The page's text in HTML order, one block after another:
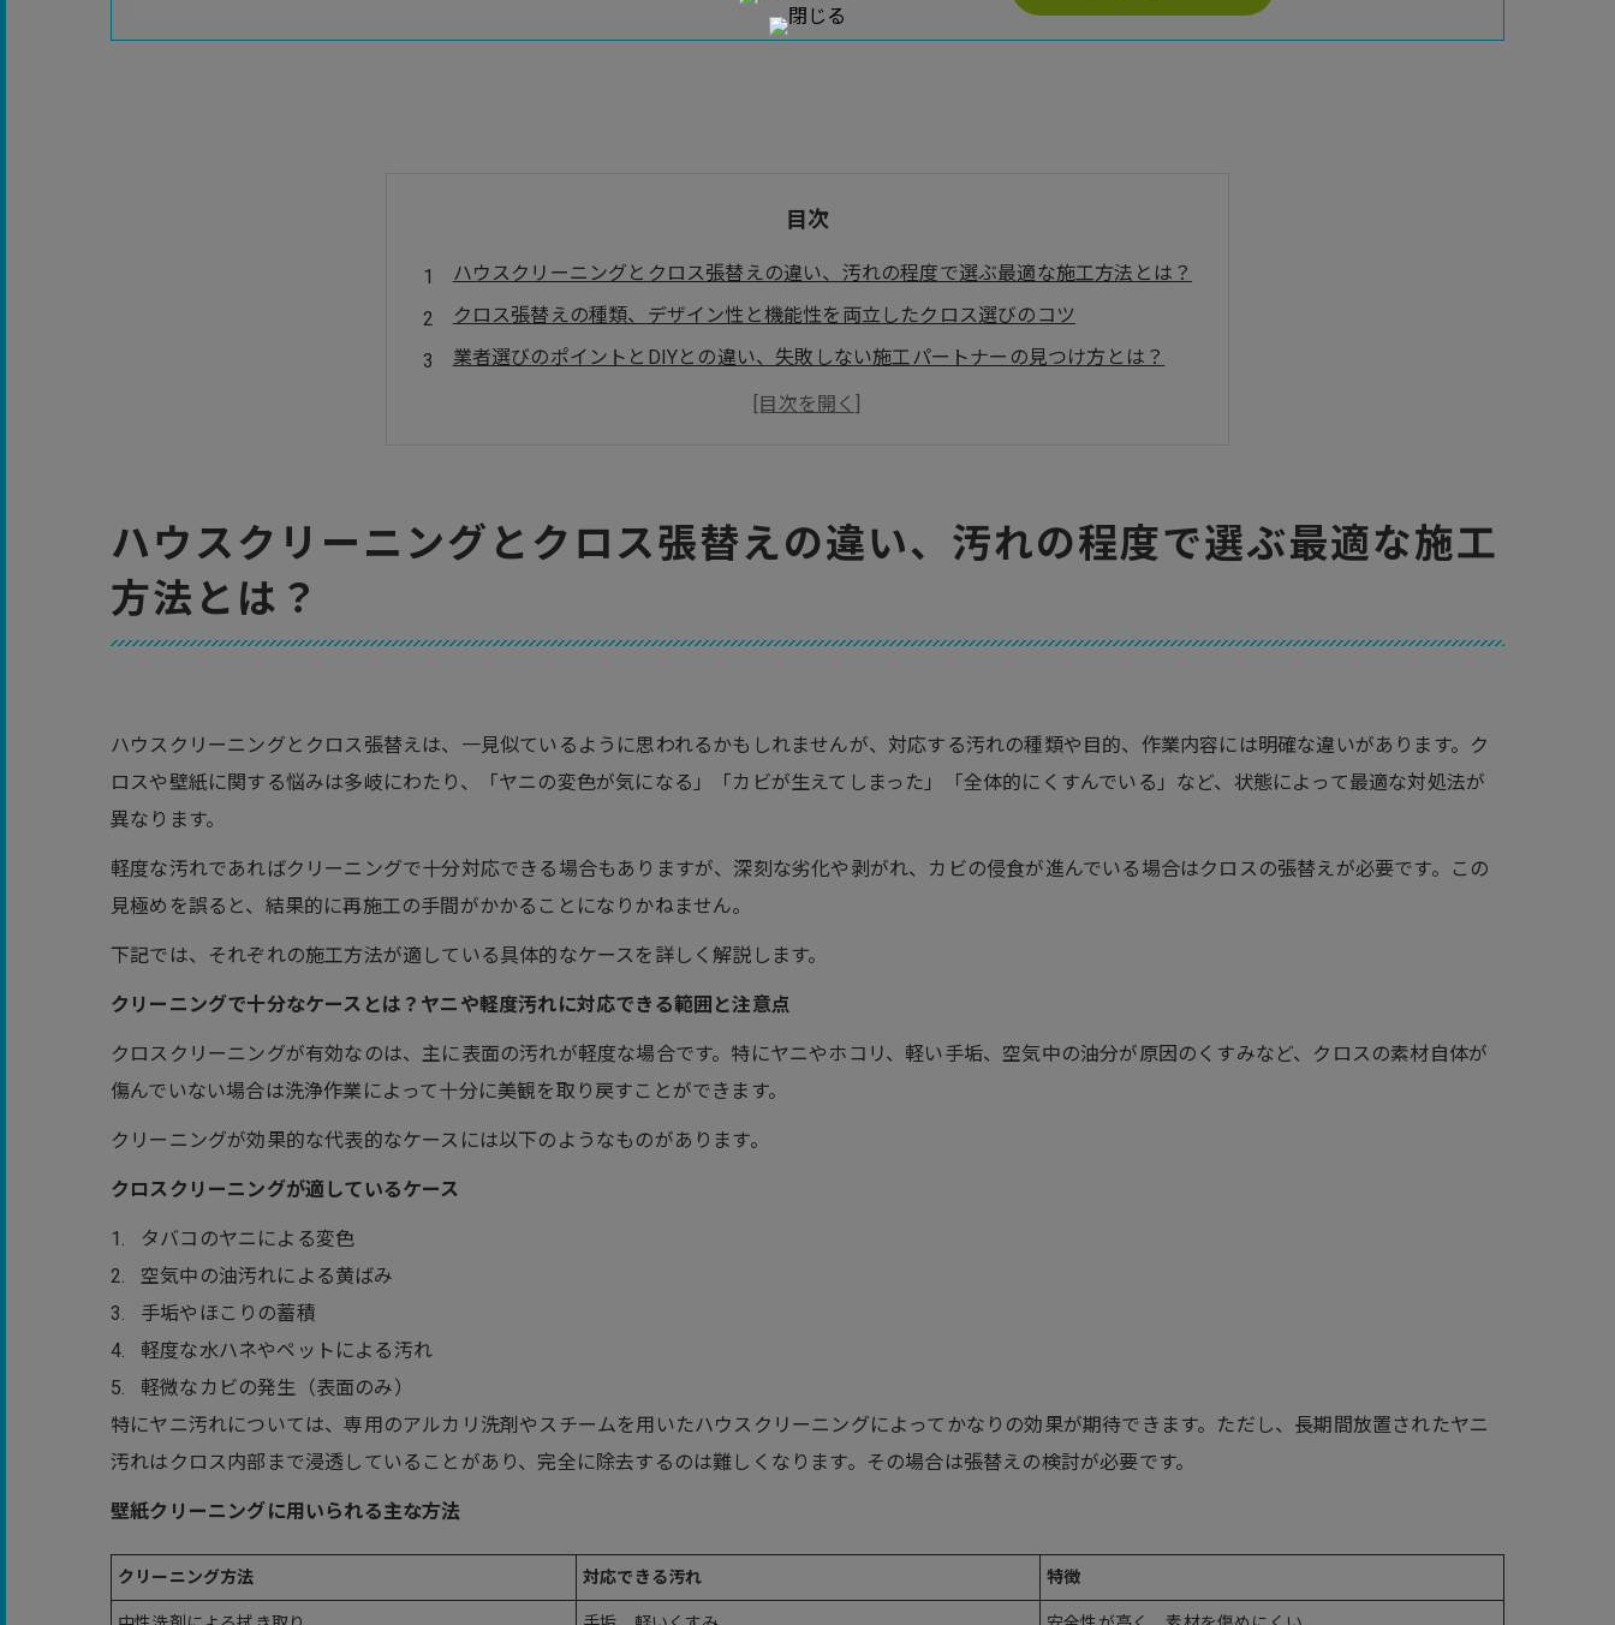
目次
ハウスクリーニングとクロス張替えの違い、汚れの程度で選ぶ最適な施工方法とは？
クロス張替えの種類、デザイン性と機能性を両立したクロス選びのコツ
業者選びのポイントとDIYとの違い、失敗しない施工パートナーの見つけ方とは？
ハウスクリーニングとクロス張替えの違い、汚れの程度で選ぶ最適な施工
方法とは？
ハウスクリーニングとクロス張替えは、一見似ているように思われるかもしれませんが、対応する汚れの種類や目的、作業内容には明確な違いがあります。ク
ロスや壁紙に関する悩みは多岐にわたり、「ヤニの変色が気になる」「カビが生えてしまった」「全体的にくすんでいる」など、状態によって最適な対処法が
異なります。
軽度な汚れであればクリーニングで十分対応できる場合もありますが、深刻な劣化や剥がれ、カビの侵食が進んでいる場合はクロスの張替えが必要です。この
見極めを誤ると、結果的に再施工の手間がかかることになりかねません。
下記では、それぞれの施工方法が適している具体的なケースを詳しく解説します。
クリーニングで十分なケースとは？ヤニや軽度汚れに対応できる範囲と注意点
クロスクリーニングが有効なのは、主に表面の汚れが軽度な場合です。特にヤニやホコリ、軽い手垢、空気中の油分が原因のくすみなど、クロスの素材自体が
傷んでいない場合は洗浄作業によって十分に美観を取り戻すことができます。
クリーニングが効果的な代表的なケースには以下のようなものがあります。
クロスクリーニングが適しているケース
タバコのヤニによる変色
空気中の油汚れによる黄ばみ
手垢やほこりの蓄積
軽度な水ハネやペットによる汚れ
軽微なカビの発生（表面のみ）
特にヤニ汚れについては、専用のアルカリ洗剤やスチームを用いたハウスクリーニングによってかなりの効果が期待できます。ただし、長期間放置されたヤニ
汚れはクロス内部まで浸透していることがあり、完全に除去するのは難しくなります。その場合は張替えの検討が必要です。
壁紙クリーニングに用いられる主な方法
クリーニング方法 対応できる汚れ 特徴